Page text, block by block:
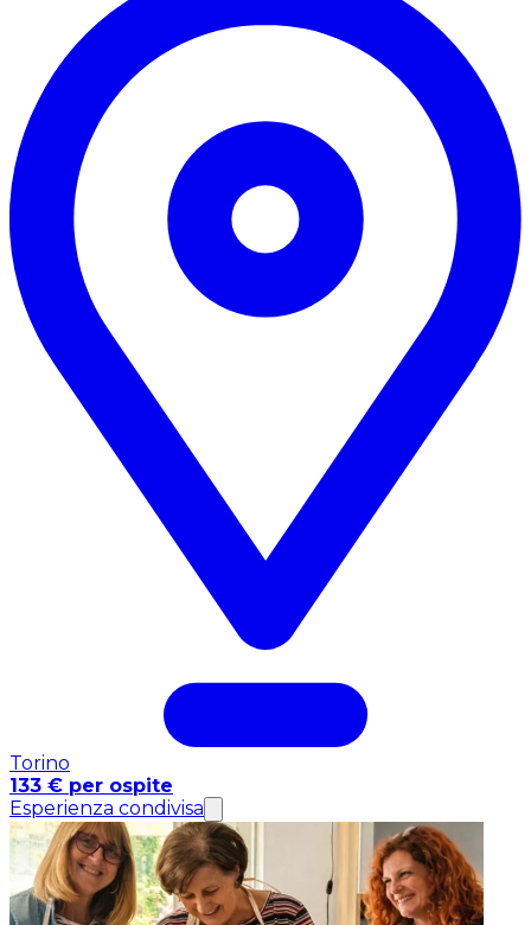
Torino
133 € per ospite
Esperienza condivisa